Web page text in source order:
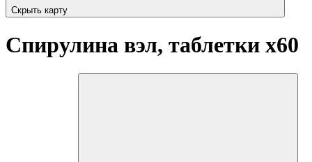
Скрыть карту
Спирулина вэл, таблетки x60